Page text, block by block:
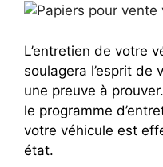
L’entretien de votre
soulagera l’esprit de
une preuve à
le programme
votre véhicule est
état.